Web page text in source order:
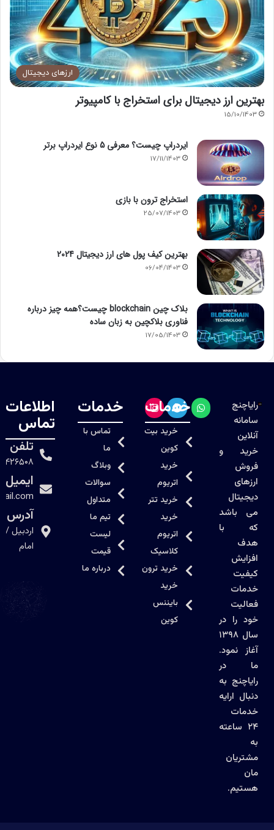
ارزهای دیجیتال
بهترین ارز دیجیتال برای استخراج با کامپیوتر
15/10/1403
ایردراپ چیست؟ معرفی 5 نوع ایردراپ برتر
17/11/1403
استخراج ترون با بازی
25/07/1403
بهترین کیف پول های ارز دیجیتال 2024
06/04/1403
بلاک چین blockchain چیست؟همه چیز درباره
فناوری بلاکچین به زبان ساده
17/05/1403
رایاچنج
سامانه
آنلاین
خرید و
فروش
ارزهای
دیجیتال
می باشد
که با
هدف
افزایش
کیفیت
خدمات
فعالیت
خود را در
سال ۱۳۹۸
آغاز نمود.
ما در
رایاچنج به
دنبال ارايه
خدمات
۲۴ ساعته
به
مشتریان
مان
هستیم.
خدمات
خرید بیت
کوین
خرید
اتریوم
خرید تتر
خرید
اتریوم
کلاسیک
خرید ترون
خرید
بایننس
کوین
خدمات
تماس با
ما
وبلاگ
سوالات
متداول
تیم ما
لیست
قیمت
درباره ما
اطلاعات
تماس
تلفن
ایمیل
آدرس
اردبیل /
امام